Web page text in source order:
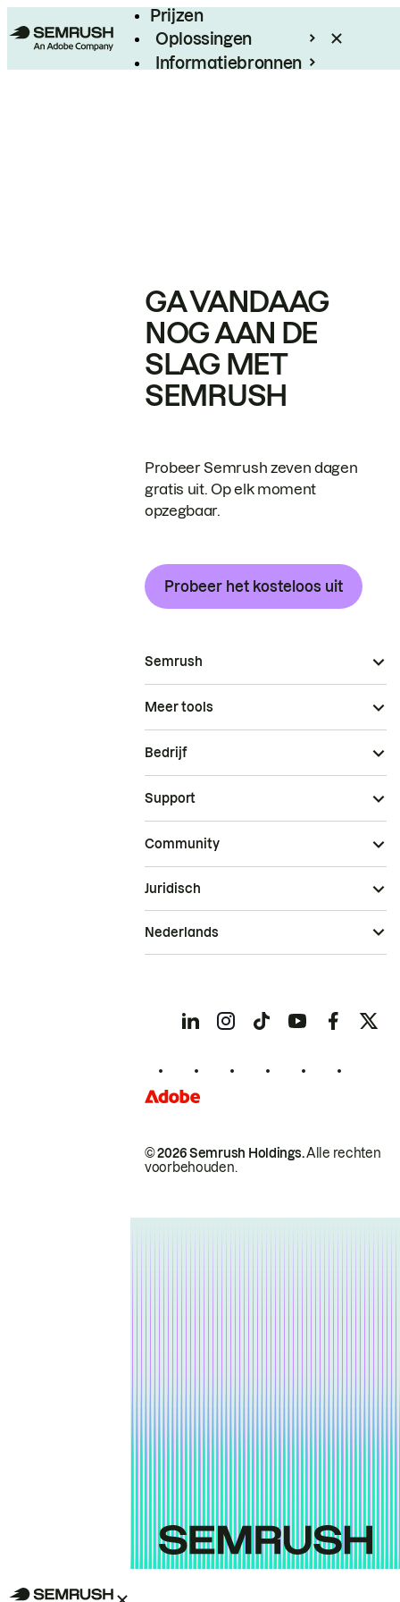
Prijzen
Oplossingen
Informatiebronnen
GA VANDAAG
NOG AAN DE
SLAG MET
SEMRUSH
Probeer Semrush zeven dagen
gratis uit. Op elk moment
opzegbaar.
Probeer het kosteloos uit
Semrush
Meer tools
Bedrijf
Support
Community
© 2026 Semrush Holdings.Alle rechten
voorbehouden.
Juridisch
Nederlands